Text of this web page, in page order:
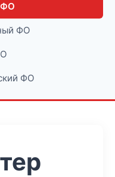
ФО
ФО
ФО